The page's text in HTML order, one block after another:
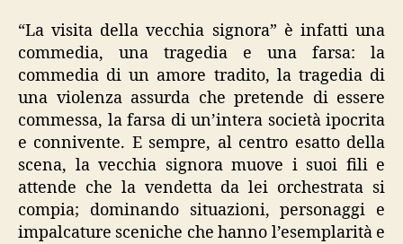
“La visita della vecchia signora” è infatti una
commedia, una tragedia e una farsa: la
commedia di un amore tradito, la tragedia di
una violenza assurda che pretende di essere
commessa, la farsa di un’intera società ipocrita
e connivente. E sempre, al centro esatto della
scena, la vecchia signora muove i suoi fili e
attende che la vendetta da lei orchestrata si
compia; dominando situazioni, personaggi e
impalcature sceniche che hanno l’esemplarità e